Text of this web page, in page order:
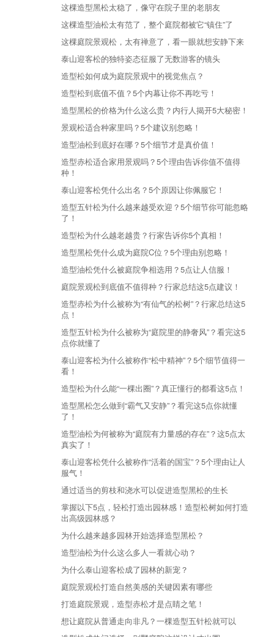
这棵造型黑松太稳了，像守在院子里的老朋友
这棵造型油松太有范了，整个庭院都被它“镇住”了
这棵庭院景观松，太有禅意了，看一眼就想安静下来
泰山迎客松的独特姿态征服了无数游客的镜头
造型松如何成为庭院景观中的视觉焦点？
造型松到底值不值？5个内幕让你不再吃亏！
造型黑松的价格为什么这么贵？内行人揭开5大秘密！
景观松适合种家里吗？5个建议别忽略！
造型油松到底好在哪？5个细节才是真价值！
造型赤松适合家用景观吗？5个理由告诉你值不值得
种！
泰山迎客松凭什么出名？5个原因让你佩服它！
造型五针松为什么越来越受欢迎？5个细节你可能忽略
了！
造型松为什么越老越贵？行家告诉你5个真相！
造型黑松凭什么成为庭院C位？5个理由别忽略！
造型油松凭什么被庭院争相选用？5点让人信服！
庭院景观松到底值不值得种？行家总结这5点建议！
造型赤松为什么被称为“有仙气的松树”？行家总结这5
点！
造型五针松为什么被称为“庭院里的静奢风”？看完这5
点你就懂了
泰山迎客松为什么被称作“松中精神”？5个细节值得一
看！
造型松为什么能“一棵出圈”？真正懂行的都看这5点！
造型黑松怎么做到“霸气又安静”？看完这5点你就懂
了！
造型油松为何被称为“庭院有力量感的存在”？这5点太
真实了！
泰山迎客松凭什么被称作“活着的国宝”？5个理由让人
服气！
通过适当的剪枝和浇水可以促进造型黑松的生长
掌握以下5点，轻松打造出园林感！造型松树如何打造
出高级园林感？
为什么越来越多园林开始选择造型黑松？
造型油松为什么这么多人一看就心动？
为什么泰山迎客松成了园林的新宠？
庭院景观松打造自然美感的关键因素有哪些
打造庭院景观，造型赤松才是点睛之笔！
想让庭院从普通走向非凡？一棵造型五针松就可以